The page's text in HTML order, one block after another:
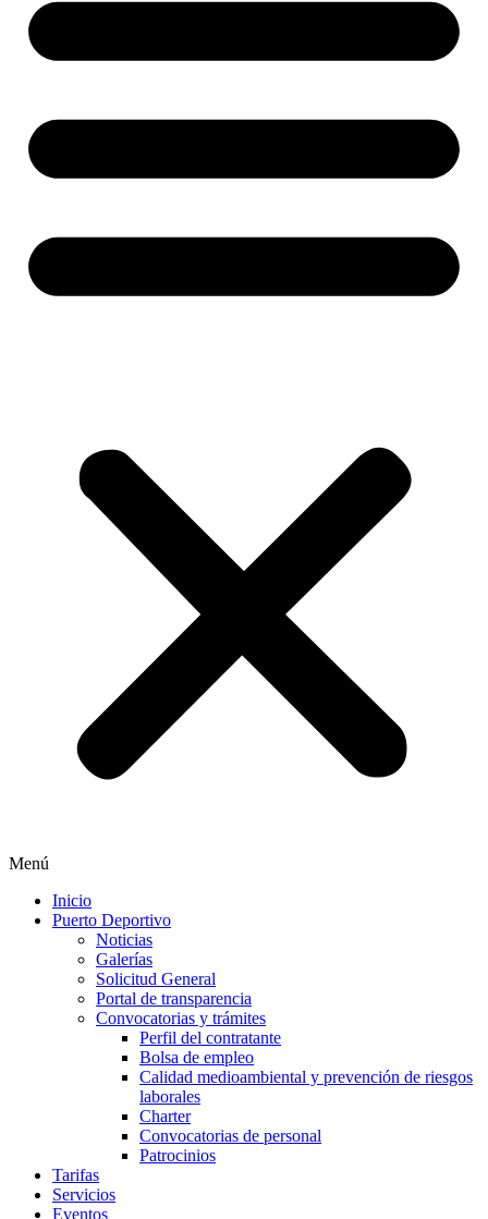
Menú
Inicio
Puerto Deportivo
Noticias
Galerías
Solicitud General
Portal de transparencia
Convocatorias y trámites
Perfil del contratante
Bolsa de empleo
Calidad medioambiental y prevención de riesgos
laborales
Charter
Convocatorias de personal
Patrocinios
Tarifas
Servicios
Eventos